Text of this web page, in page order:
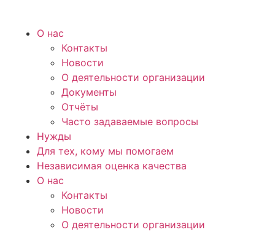
О нас
Контакты
Новости
О деятельности организации
Документы
Отчёты
Часто задаваемые вопросы
Нужды
Для тех, кому мы помогаем
Независимая оценка качества
О нас
Контакты
Новости
О деятельности организации